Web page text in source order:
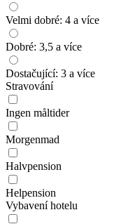
Velmi dobré: 4 a více
Dobré: 3,5 a více
Dostačující: 3 a více
Stravování
Ingen måltider
Morgenmad
Halvpension
Helpension
Vybavení hotelu